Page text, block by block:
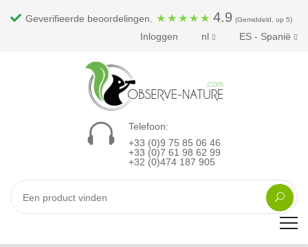
Geverifieerde beoordelingen. ★ ★ ★ ★ ★ 4.9 (Gemiddeld, op 5)
Inloggen nl ES - Spanië
Telefoon:
+33 (0)9 75 85 06 46
+33 (0)7 61 98 62 99
+32 (0)474 187 905